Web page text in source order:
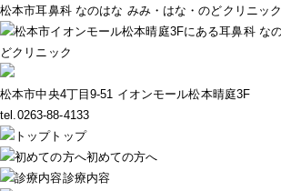
松本市耳鼻科 なのはな みみ・はな・のどクリニック
松本市中央4丁目9-51 イオンモール松本晴庭3F
tel.0263-88-4133
トップ
初めての方へ
診療内容